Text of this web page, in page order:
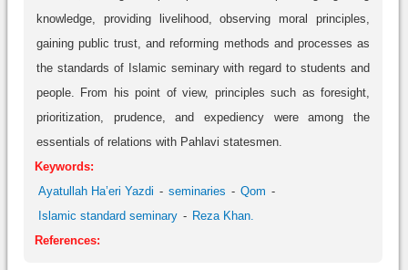
knowledge, providing livelihood, observing moral principles,
gaining public trust, and reforming methods and processes as
the standards of Islamic seminary with regard to students and
people. From his point of view, principles such as foresight,
prioritization, prudence, and expediency were among the
essentials of relations with Pahlavi statesmen.
Keywords:
Ayatullah Ha’eri Yazdi
seminaries
Qom
Islamic standard seminary
Reza Khan.
References: